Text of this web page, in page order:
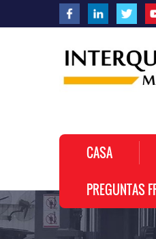
CASA
PREGUNTAS